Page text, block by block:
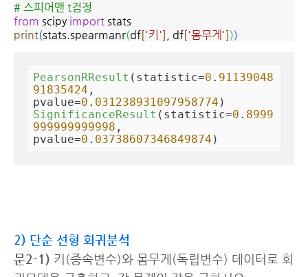
# 스피어맨 t검정
from scipy import stats
print(stats.spearmanr(df['키'] , df['몸무게']))
PearsonRResult (statistic=0 . 91139048
91835424 ,
pvalue=0 . 031238931097958774
SignificanceResult (statistic=0 . 8999
999999999998 ,
pvalue=0 . 03738607346849874 )
2) 단순 선형 회귀분석
문2-1) 키(종속변수)와 몸무게(독립변수) 데이터로 회